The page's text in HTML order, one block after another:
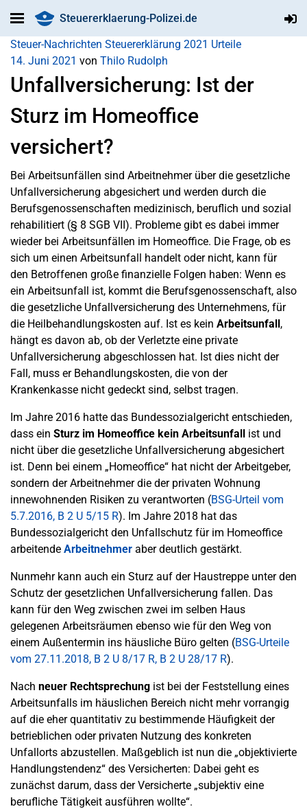
Steuererklaerung-Polizei.de
Steuer-Nachrichten Steuererklärung 2021 Urteile
14. Juni 2021 von Thilo Rudolph
Unfallversicherung: Ist der
Sturz im Homeoffice
versichert?
Bei Arbeitsunfällen sind Arbeitnehmer über die gesetzliche
Unfallversicherung abgesichert und werden durch die
Berufsgenossenschaften medizinisch, beruflich und sozial
rehabilitiert (§ 8 SGB VII). Probleme gibt es dabei immer
wieder bei Arbeitsunfällen im Homeoffice. Die Frage, ob es
sich um einen Arbeitsunfall handelt oder nicht, kann für
den Betroffenen große finanzielle Folgen haben: Wenn es
ein Arbeitsunfall ist, kommt die Berufsgenossenschaft, also
die gesetzliche Unfallversicherung des Unternehmens, für
die Heilbehandlungskosten auf. Ist es kein Arbeitsunfall,
hängt es davon ab, ob der Verletzte eine private
Unfallversicherung abgeschlossen hat. Ist dies nicht der
Fall, muss er Behandlungskosten, die von der
Krankenkasse nicht gedeckt sind, selbst tragen.
Im Jahre 2016 hatte das Bundessozialgericht entschieden,
dass ein Sturz im Homeoffice kein Arbeitsunfall ist und
nicht über die gesetzliche Unfallversicherung abgesichert
ist. Denn bei einem „Homeoffice“ hat nicht der Arbeitgeber,
sondern der Arbeitnehmer die der privaten Wohnung
innewohnenden Risiken zu verantworten (BSG-Urteil vom
5.7.2016, B 2 U 5/15 R). Im Jahre 2018 hat das
Bundessozialgericht den Unfallschutz für im Homeoffice
arbeitende Arbeitnehmer aber deutlich gestärkt.
Nunmehr kann auch ein Sturz auf der Haustreppe unter den
Schutz der gesetzlichen Unfallversicherung fallen. Das
kann für den Weg zwischen zwei im selben Haus
gelegenen Arbeitsräumen ebenso wie für den Weg von
einem Außentermin ins häusliche Büro gelten (BSG-Urteile
vom 27.11.2018, B 2 U 8/17 R, B 2 U 28/17 R).
Nach neuer Rechtsprechung ist bei der Feststellung eines
Arbeitsunfalls im häuslichen Bereich nicht mehr vorrangig
auf die eher quantitativ zu bestimmende Häufigkeit der
betrieblichen oder privaten Nutzung des konkreten
Unfallorts abzustellen. Maßgeblich ist nun die „objektivierte
Handlungstendenz“ des Versicherten: Dabei geht es
zunächst darum, dass der Versicherte „subjektiv eine
berufliche Tätigkeit ausführen wollte“.